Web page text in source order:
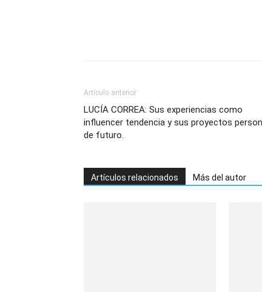
Artículo anterior
LUCÍA CORREA: Sus experiencias como
influencer tendencia y sus proyectos
de futuro.
Artículos relacionados Más del autor